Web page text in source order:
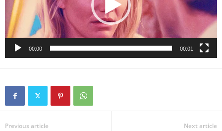
00:00 00:01
Previous article Next article